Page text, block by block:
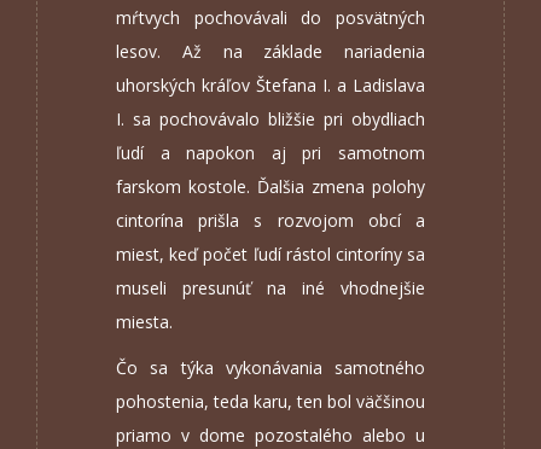
mŕtvych pochovávali do posvätných
lesov. Až na základe nariadenia
uhorských kráľov Štefana I. a Ladislava
I. sa pochovávalo bližšie pri obydliach
ľudí a napokon aj pri samotnom
farskom kostole. Ďalšia zmena polohy
cintorína prišla s rozvojom obcí a
miest, keď počet ľudí rástol cintoríny sa
museli presunúť na iné vhodnejšie
miesta.
Čo sa týka vykonávania samotného
pohostenia, teda karu, ten bol väčšinou
priamo v dome pozostalého alebo u